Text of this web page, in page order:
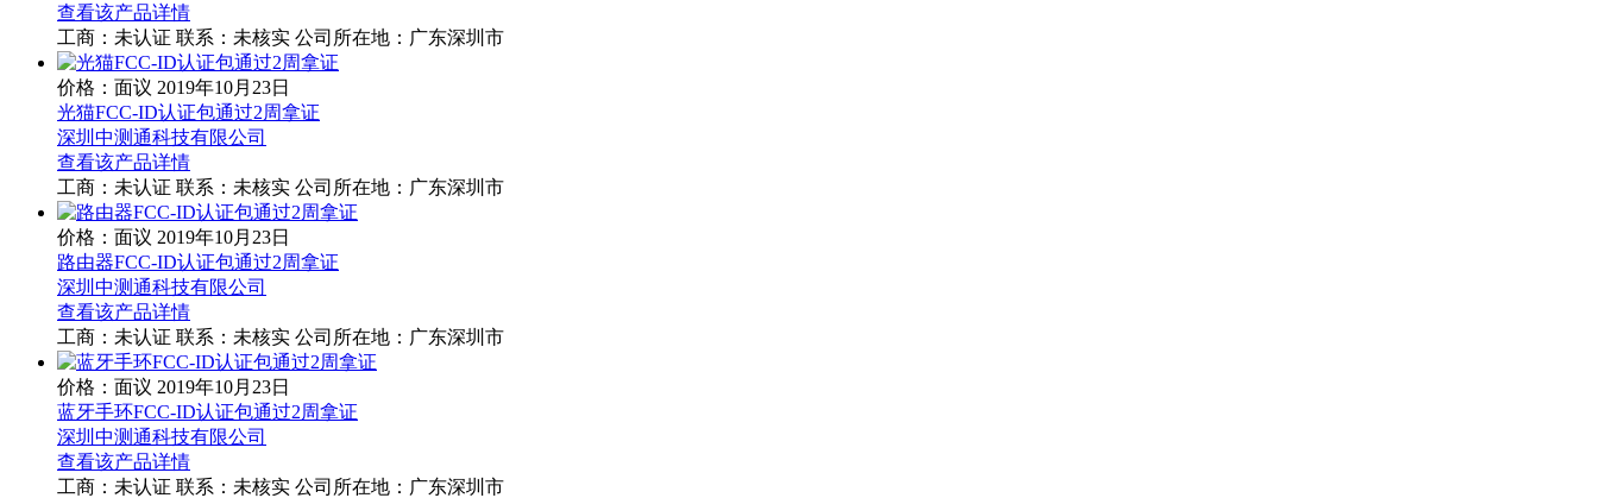
查看该产品详情
工商： 未认证 联系： 未核实 公司所在地：广东深圳市
价格：面议 2019年10月23日
光猫FCC-ID认证包通过2周拿证
深圳中测通科技有限公司
查看该产品详情
工商： 未认证 联系： 未核实 公司所在地：广东深圳市
价格：面议 2019年10月23日
路由器FCC-ID认证包通过2周拿证
深圳中测通科技有限公司
查看该产品详情
工商： 未认证 联系： 未核实 公司所在地：广东深圳市
价格：面议 2019年10月23日
蓝牙手环FCC-ID认证包通过2周拿证
深圳中测通科技有限公司
查看该产品详情
工商： 未认证 联系： 未核实 公司所在地：广东深圳市